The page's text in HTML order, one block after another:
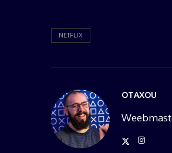
NETFLIX
OTAXOU